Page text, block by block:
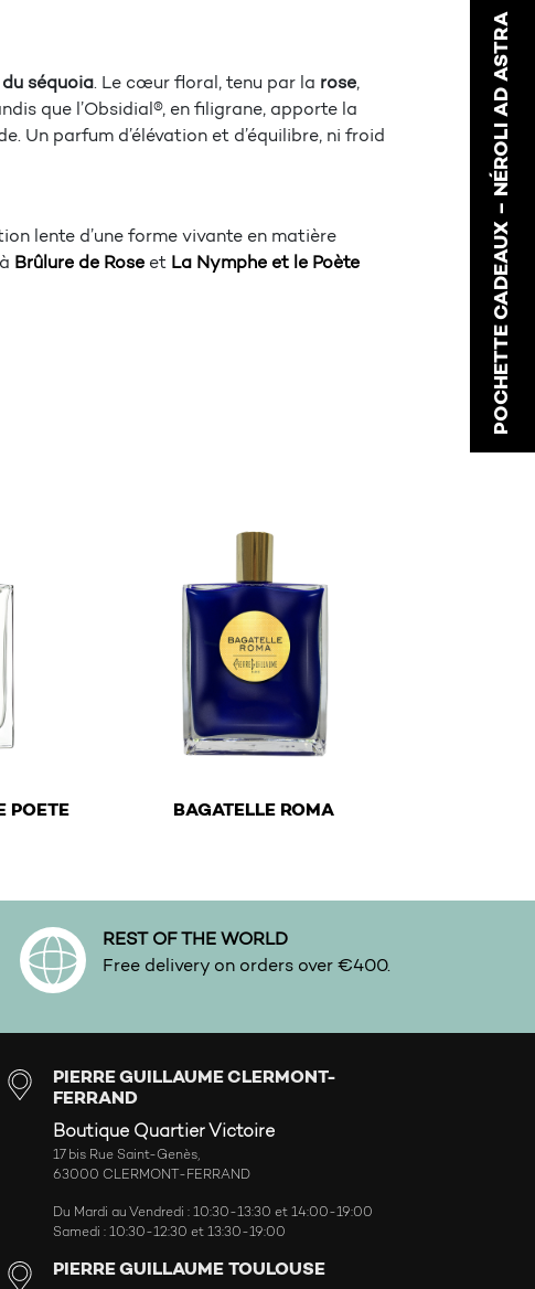
POCHETTE CADEAUX – NÉROLI AD ASTRA
séquoia. Le cœur floral, tenu par la rose,
que l’Obsidial®, en filigrane, apporte la
Un parfum d’élévation et d’équilibre, ni froid
lente d’une forme vivante en matière
Brûlure de Rose et La Nymphe et le Poète
POETE BAGATELLE ROMA
REST OF THE WORLD
Free delivery on orders over €400.
PIERRE GUILLAUME CLERMONT-
FERRAND
Boutique Quartier Victoire
17 bis Rue Saint-Genès,
63000 CLERMONT-FERRAND
Du Mardi au Vendredi : 10:30-13:30 et 14:00-19:00
Samedi : 10:30-12:30 et 13:30-19:00
PIERRE GUILLAUME TOULOUSE